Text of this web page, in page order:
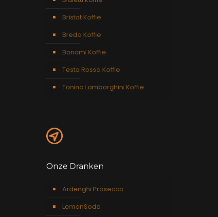
Bristot Koffie
Breda Koffie
Bonomi Koffie
Testa Rossa Koffie
Tonino Lamborghini Koffie
Onze Dranken
Ardenghi Prosecco
LemonSoda